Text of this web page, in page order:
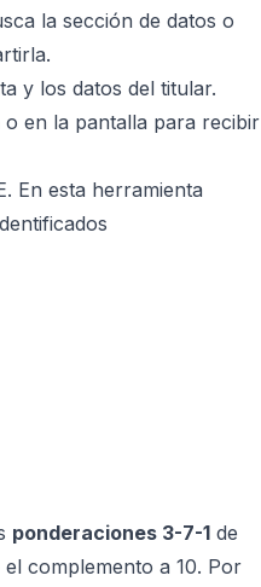
la sección de datos o
y los datos del titular.
en la pantalla para recibir
En esta herramienta
ponderaciones 3-7-1 de
complemento a 10. Por